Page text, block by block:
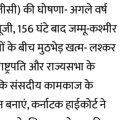
की घोषणा- अगले वर्ष
156 घंटे बाद जम्मू-कश्मीर
के बीच मुठभेड़ खत्म- लश्कर
और राज्यसभा के
संसदीय कामकाज के
कर्नाटक हाईकोर्ट ने